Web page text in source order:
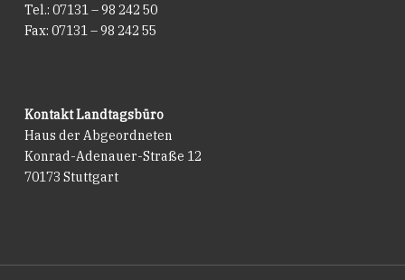
Tel.: 07131 – 98 242 50
Fax: 07131 – 98 242 55
Kontakt Landtagsbüro
Haus der Abgeordneten
Konrad-Adenauer-Straße 12
70173 Stuttgart